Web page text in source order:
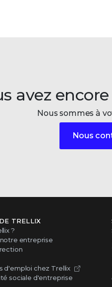
avez
Nous sommes à
Nous
TRELLIX
?
entreprise
d'emploi chez Trellix
sociale d'entreprise